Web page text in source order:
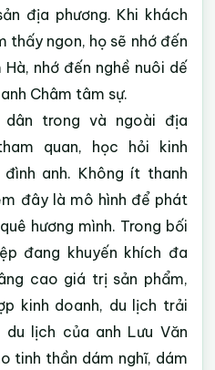
địa phương. Khi khách
thấy ngon, họ sẽ nhớ đến
nhớ đến nghề nuôi dế
Châm tâm sự.
dân trong và ngoài địa
quan, học hỏi kinh
anh. Không ít thanh
đây là mô hình để phát
hương mình. Trong bối
đang khuyến khích đa
cao giá trị sản phẩm,
kinh doanh, du lịch trải
du lịch của anh Lưu Văn
tinh thần dám nghĩ, dám